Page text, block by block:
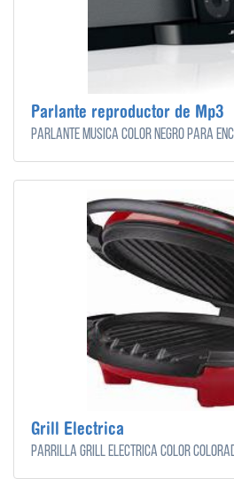
Parlante reproductor de Mp3
Parlante música color negro para
Grill Electrica
Parrilla Grill Eléctrica color